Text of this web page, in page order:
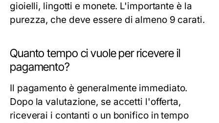
gioielli, lingotti e monete. L'importante è la
purezza, che deve essere di almeno 9 carati.
Quanto tempo ci vuole per ricevere il
pagamento?
Il pagamento è generalmente immediato.
Dopo la valutazione, se accetti l'offerta,
riceverai i contanti o un bonifico in tempo